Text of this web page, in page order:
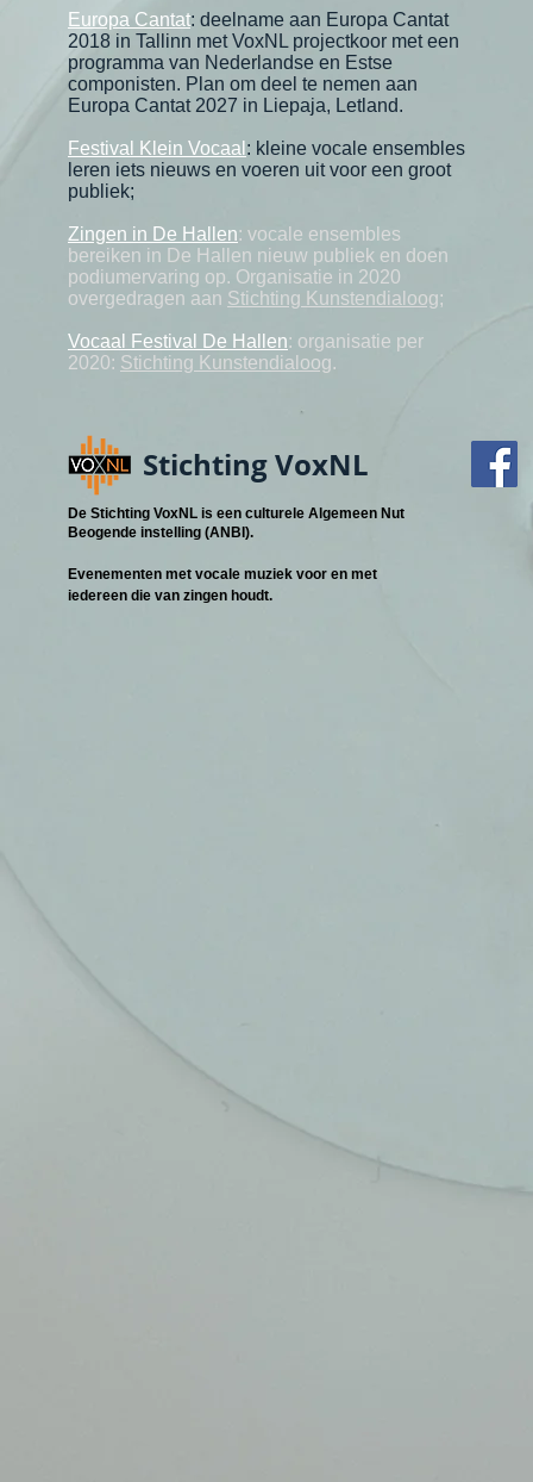
Europa Cantat: deelname aan Europa Cantat
2018 in Tallinn met VoxNL projectkoor met een
programma van Nederlandse en Estse
componisten. Plan om deel te nemen aan
Europa Cantat 2027 in Liepaja, Letland.
Festival Klein Vocaal : kleine vocale ensembles
leren iets nieuws en voeren uit voor een groot
publiek;
Zingen in De Hallen: vocale ensembles
bereiken in De Hallen nieuw publiek en doen
podiumervaring op. Organisatie in 2020
overgedragen aan Stichting Kunstendialoog;
Vocaal Festival De Hallen: organisatie per
2020: Stichting Kunstendialoog.
Stichting VoxNL
De Stichting VoxNL is een culturele Algemeen Nut
Beogende instelling (ANBI).
Evenementen met vocale muziek voor en met
iedereen die van zingen houdt.